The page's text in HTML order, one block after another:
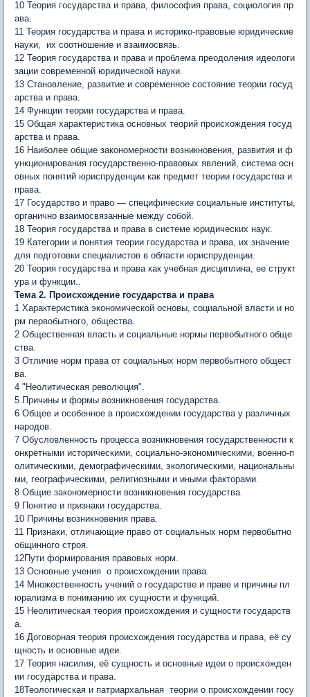
10 Теория государства и права, философия права, социология пр
ава.
11 Теория государства и права и историко-правовые юридические
науки, их соотношение и взаимосвязь.
12 Теория государства и права и проблема преодоления идеологи
зации современной юридической науки.
13 Становление, развитие и современное состояние теории госу­д
арства и права.
14 Функции теории государства и права.
15 Общая характеристика основных теорий происхождения госуд
арства и права.
16 Наиболее общие закономерности возникновения, развития и ф
ункционирования государственно-правовых явлений, система ос­н
овных понятий юриспруденции как предмет теории государства и
права.
17 Государство и право — специфические социальные инсти­туты,
органично взаимосвязанные между собой.
18 Теория государства и права в системе юридических наук.
19 Категории и понятия теории государства и права, их значение
для подготовки специалистов в области юриспруденции.
20 Теория государства и права как учебная дисциплина, ее струк­т
ура и функции..
Тема 2. Происхождение государства и права
1 Характеристика экономической основы, социальной власти и но
рм первобытного, общества.
2 Общественная власть и социальные нормы первобытного обще
ства.
3 Отличие норм права от социальных норм первобытного общест
ва.
4 "Неолитическая революция".
5 Причины и формы возникновения государства.
6 Общее и особенное в происхождении государства у различных
народов.
7 Обусловленность процесса возникновения государственности к
онкретными историческими, социально-экономическими, военно-п
олитическими, демографическими, экологическими, национальны
ми, географическими, религиозными и иными факторами.
8 Общие закономерности возникновения государства.
9 Понятие и признаки государства.
10 Причины возникновения права.
11 Признаки, отличающие право от социальных норм первобытно
общинного строя.
12Пути формирования правовых норм.
13 Основные учения о происхождении права.
14 Множественность учений о государстве и праве и причины пл
юрализма в пониманию их сущности и функций.
15 Неолитическая теория происхождения и сущности государств
а.
16 Договорная теория происхождения государства и права, её су
щность и основные идеи.
17 Теория насилия, её сущность и основные идеи о происхожден
ии государства и права.
18Теологическая и патриархальная теории о происхождении госу